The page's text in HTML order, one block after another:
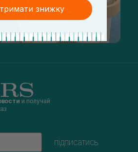
и получай
підписатись
знижку